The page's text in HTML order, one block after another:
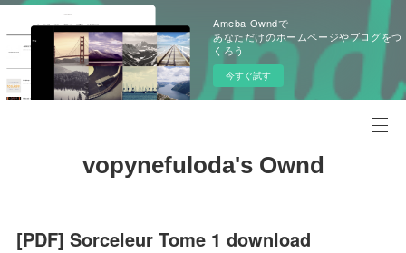
Ameba Owndで
あなただけのホームページやブログをつ
くろう
今すぐ試す
vopynefuloda's Ownd
[PDF] Sorceleur Tome 1 download